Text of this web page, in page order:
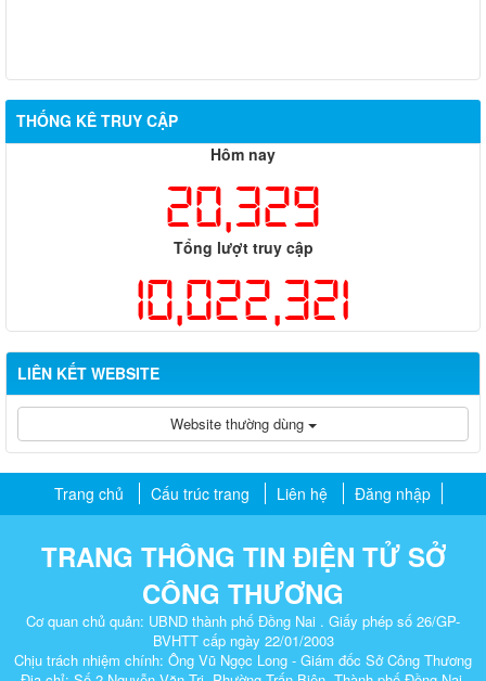
THỐNG KÊ TRUY CẬP
Hôm nay
20,329
Tổng lượt truy cập
10,022,321
LIÊN KẾT WEBSITE
Website thường dùng
Trang chủ Cấu trúc trang Liên hệ Đăng nhập
TRANG THÔNG TIN ĐIỆN TỬ SỞ
CÔNG THƯƠNG
Cơ quan chủ quản: UBND thành phố Đồng Nai . Giấy phép số 26/GP-
BVHTT cấp ngày 22/01/2003
Chịu trách nhiệm chính: Ông Vũ Ngọc Long - Giám đốc Sở Công Thương